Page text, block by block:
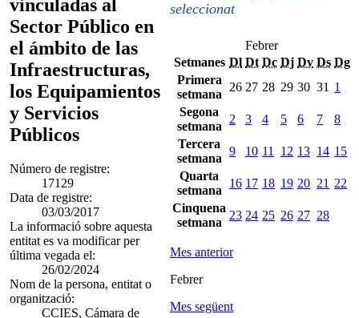
vinculadas al
Sector Público en
el ámbito de las
Infraestructuras,
los Equipamientos
y Servicios
Públicos
Número de registre:
17129
Data de registre:
03/03/2017
La informació sobre aquesta
entitat es va modificar per
última vegada el:
26/02/2024
Nom de la persona, entitat o
organització:
CCIES, Cámara de
seleccionat
Febrer
Setmanes Dl Dt Dc Dj Dv Ds Dg
Primera
setmana
26 27 28 29 30 31 1
Segona
setmana
2 3 4 5 6 7
8
Tercera
setmana
9 10 11 12 13 14 15
Quarta
setmana
16 17 18 19 20 21 22
Cinquena
setmana
23 24 25 26 27 28
Mes anterior
Febrer
Mes següent